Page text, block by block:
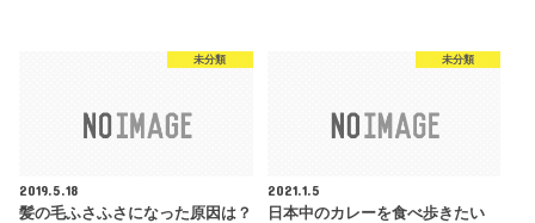
未分類
2019.5.18
髪の毛ふさふさになった原因は？
未分類
2021.1.5
日本中のカレーを食べ歩きたい